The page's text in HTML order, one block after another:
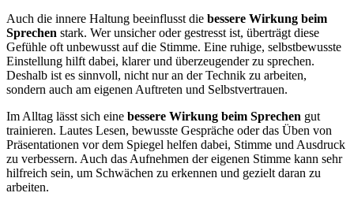
Auch die innere Haltung beeinflusst die bessere Wirkung beim
Sprechen stark. Wer unsicher oder gestresst ist, überträgt diese
Gefühle oft unbewusst auf die Stimme. Eine ruhige, selbstbewusste
Einstellung hilft dabei, klarer und überzeugender zu sprechen.
Deshalb ist es sinnvoll, nicht nur an der Technik zu arbeiten,
sondern auch am eigenen Auftreten und Selbstvertrauen.
Im Alltag lässt sich eine bessere Wirkung beim Sprechen gut
trainieren. Lautes Lesen, bewusste Gespräche oder das Üben von
Präsentationen vor dem Spiegel helfen dabei, Stimme und Ausdruck
zu verbessern. Auch das Aufnehmen der eigenen Stimme kann sehr
hilfreich sein, um Schwächen zu erkennen und gezielt daran zu
arbeiten.